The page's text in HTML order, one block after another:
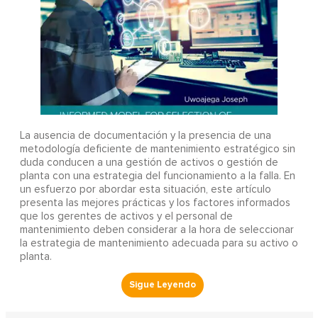
La ausencia de documentación y la presencia de una
metodología deficiente de mantenimiento estratégico sin
duda conducen a una gestión de activos o gestión de
planta con una estrategia del funcionamiento a la falla. En
un esfuerzo por abordar esta situación, este artículo
presenta las mejores prácticas y los factores informados
que los gerentes de activos y el personal de
mantenimiento deben considerar a la hora de seleccionar
la estrategia de mantenimiento adecuada para su activo o
planta.